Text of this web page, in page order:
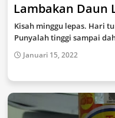
Lambakan Daun
Kisah minggu lepas. Hari
Punyalah tinggi sampai
Januari 15, 2022